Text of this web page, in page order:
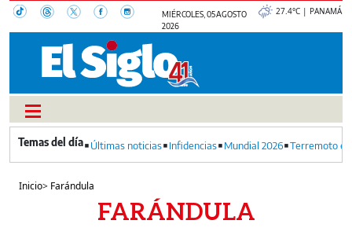
MIÉRCOLES, 05 AGOSTO
2026
27.4°C | PANAMÁ
Últimas noticias Infidencias Mundial 2026 Terremoto
Inicio> Farándula
FARÁNDULA